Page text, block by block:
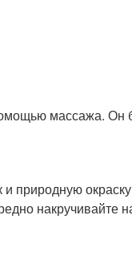
массажа. Он
природную
накручивайте